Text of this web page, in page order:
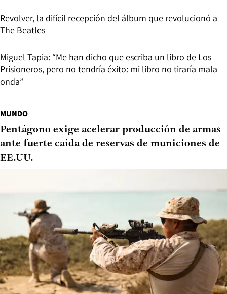
Revolver, la difícil recepción del álbum que revolucionó a
The Beatles
Miguel Tapia: “Me han dicho que escriba un libro de Los
Prisioneros, pero no tendría éxito: mi libro no tiraría mala
onda”
MUNDO
Pentágono exige acelerar producción de armas
ante fuerte caída de reservas de municiones de
EE.UU.